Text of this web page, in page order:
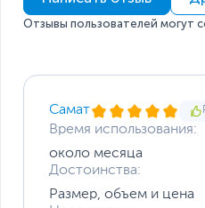
Отзывы пользователей могут
Самат
Время использования:
около месяца
Достоинства:
Размер, объем и цена